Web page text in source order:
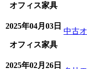
オフィス家具
2025年04月03日
オフィス家具
中古
2025年02月26日